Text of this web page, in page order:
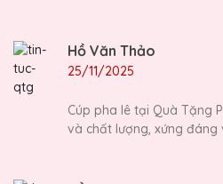
Hồ Văn Thảo
25/11/2025
Cúp pha lê tại Quà Tặng
và chất lượng, xứng đáng